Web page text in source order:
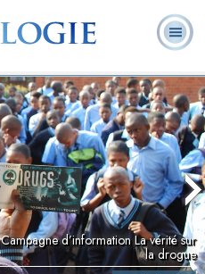
Ministres
volontaires
Foire aux
questions
Livres
Campagne d’information La vérité sur
la drogue